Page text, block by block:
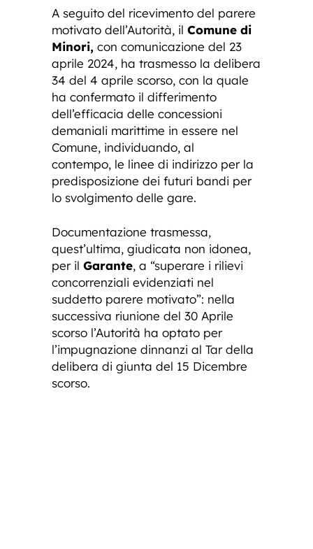
A seguito del ricevimento del parere
motivato dell’Autorità, il Comune di
Minori, con comunicazione del 23
aprile 2024, ha trasmesso la delibera
34 del 4 aprile scorso, con la quale
ha confermato il differimento
dell’efficacia delle concessioni
demaniali marittime in essere nel
Comune, individuando, al
contempo, le linee di indirizzo per la
predisposizione dei futuri bandi per
lo svolgimento delle gare.
Documentazione trasmessa,
quest’ultima, giudicata non idonea,
per il Garante, a “superare i rilievi
concorrenziali evidenziati nel
suddetto parere motivato”: nella
successiva riunione del 30 Aprile
scorso l’Autorità ha optato per
l’impugnazione dinnanzi al Tar della
delibera di giunta del 15 Dicembre
scorso.